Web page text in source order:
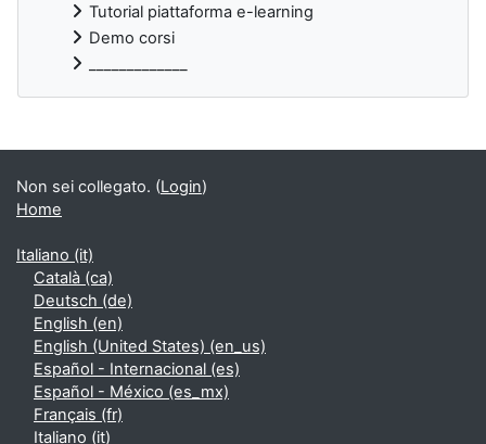
Tutorial piattaforma e-learning
Demo corsi
Blocchi supplementari
Non sei collegato. (Login)
Home
Italiano ‎(it)‎
Català ‎(ca)‎
Deutsch ‎(de)‎
English ‎(en)‎
English (United States) ‎(en_us)‎
Español - Internacional ‎(es)‎
Español - México ‎(es_mx)‎
Français ‎(fr)‎
Italiano ‎(it)‎